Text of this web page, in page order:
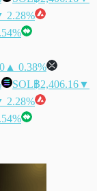
2.28%
▲ 0.38%
SOL฿2,406.16▼
2.28%